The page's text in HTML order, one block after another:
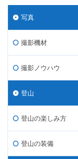
写真
撮影機材
撮影ノウハウ
登山
登山の楽しみ方
登山の装備